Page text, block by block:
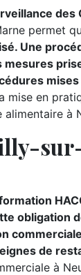
des
permet
Une
mesures
mises
mise en
alimentaire à
obligation
de
à